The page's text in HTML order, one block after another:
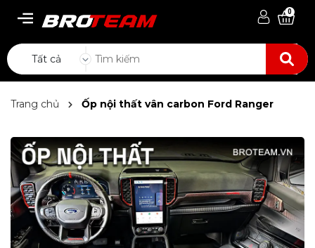
0
Tất cả
Trang chủ Ốp nội thất vân carbon Ford Ranger